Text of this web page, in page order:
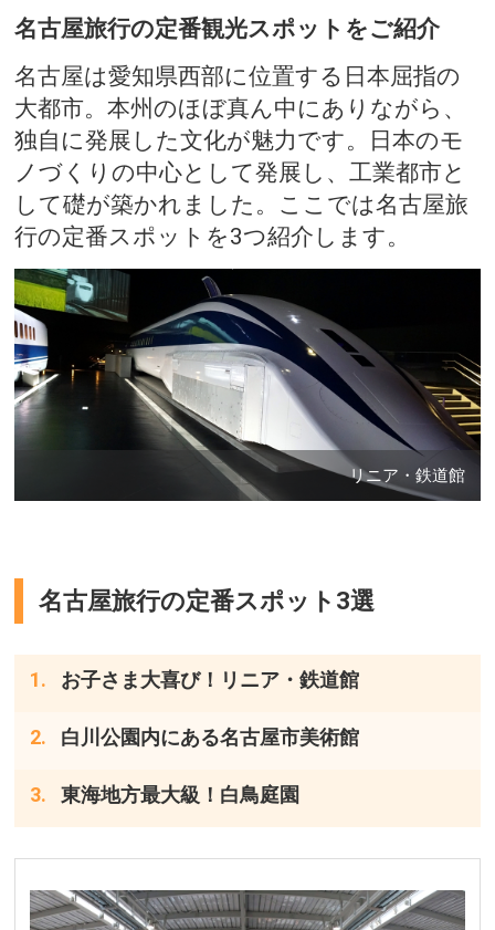
名古屋旅行の定番観光スポットをご紹介
名古屋は愛知県西部に位置する日本屈指の
大都市。本州のほぼ真ん中にありながら、
独自に発展した文化が魅力です。日本のモ
ノづくりの中心として発展し、工業都市と
して礎が築かれました。ここでは名古屋旅
行の定番スポットを3つ紹介します。
リニア・鉄道館
名古屋旅行の定番スポット3選
お子さま大喜び！リニア・鉄道館
白川公園内にある名古屋市美術館
東海地方最大級！白鳥庭園